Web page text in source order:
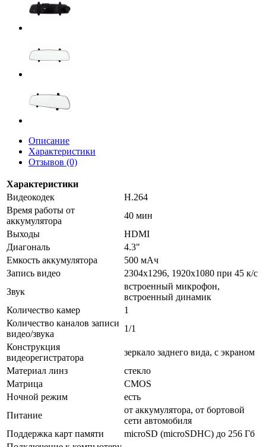
Описание
Характеристики
Отзывов (0)
Характеристики
Видеокодек
H.264
Время работы от
аккумулятора
40 мин
Выходы
HDMI
Диагональ
4.3"
Емкость аккумулятора
500 мАч
Запись видео
2304x1296, 1920x1080 при 45 к/с
Звук
встроенный микрофон,
встроенный динамик
Количество камер
1
Количество каналов записи
видео/звука
1/1
Конструкция
видеорегистратора
зеркало заднего вида, с экраном
Материал линз
стекло
Матрица
CMOS
Ночной режим
есть
Питание
от аккумулятора, от бортовой
сети автомобиля
Поддержка карт памяти
microSD (microSDHC) до 256 Гб